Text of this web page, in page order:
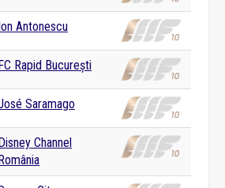
Antonescu
Rapid București
Saramago
Channel